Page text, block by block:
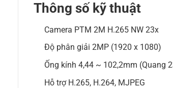
Thông số kỹ thuật
Camera PTM 2M H.265 NW 23x
Độ phân giải 2MP (1920 x 1080)
Ống kính 4,44 ~ 102,2mm (Quang
Hỗ trợ H.265, H.264, MJPEG